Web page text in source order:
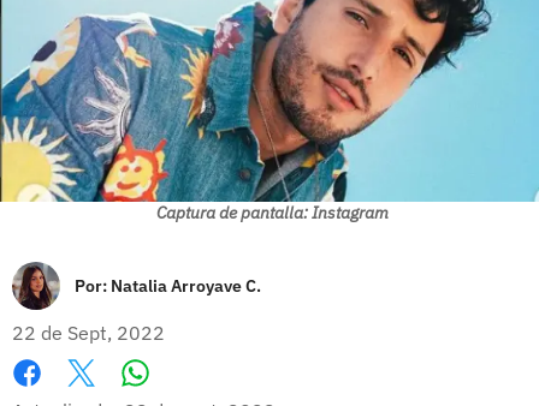
Captura de pantalla: Instagram
Por: Natalia Arroyave C.
22 de Sept, 2022
Facebook
X